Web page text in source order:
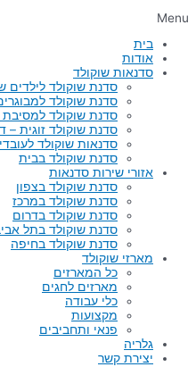
Menu
בית
אודות
סדנאות שוקולד
סדנת שוקולד לילדים
סדנת שוקולד
סדנת שוקולד למסיבת
סדנת שוקולד זוגית –
סדנאות שוקולד
סדנת שוקולד בבית
אזורי שירות סדנאות
סדנת שוקולד בצפון
סדנת שוקולד במרכז
סדנת שוקולד בדרום
סדנת שוקולד בתל
סדנת שוקולד בחיפה
מארזי שוקולד
כל המארזים
מארזים לחגים
כלי עבודה
מקצועות
פנאי ותחביבים
גלריה
יצירת קשר